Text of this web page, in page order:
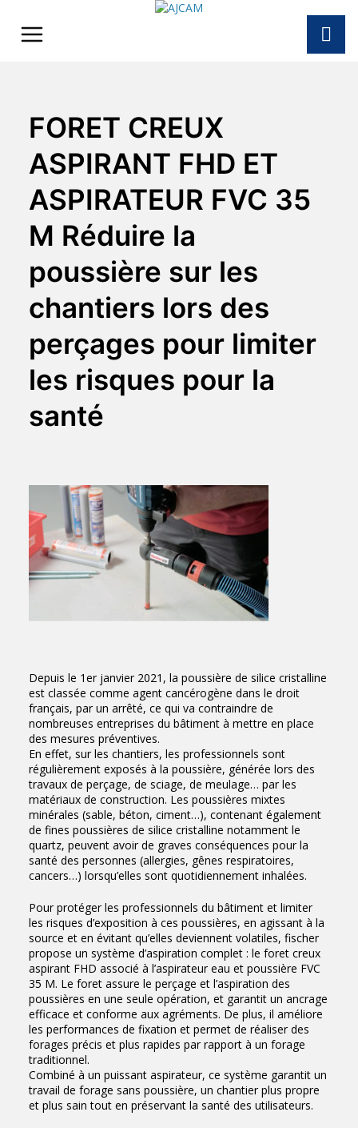
content
FORET CREUX
ASPIRANT FHD ET
ASPIRATEUR FVC 35
M Réduire la
poussière sur les
chantiers lors des
perçages pour limiter
les risques pour la
santé
Depuis le 1er janvier 2021, la poussière de silice cristalline
est classée comme agent cancérogène dans le droit
français, par un arrêté, ce qui va contraindre de
nombreuses entreprises du bâtiment à mettre en place
des mesures préventives.
En effet, sur les chantiers, les professionnels sont
régulièrement exposés à la poussière, générée lors des
travaux de perçage, de sciage, de meulage… par les
matériaux de construction. Les poussières mixtes
minérales (sable, béton, ciment…), contenant également
de fines poussières de silice cristalline notamment le
quartz, peuvent avoir de graves conséquences pour la
santé des personnes (allergies, gênes respiratoires,
cancers…) lorsqu’elles sont quotidiennement inhalées.
Pour protéger les professionnels du bâtiment et limiter
les risques d’exposition à ces poussières, en agissant à la
source et en évitant qu’elles deviennent volatiles, fischer
propose un système d’aspiration complet : le foret creux
aspirant FHD associé à l’aspirateur eau et poussière FVC
35 M. Le foret assure le perçage et l’aspiration des
poussières en une seule opération, et garantit un ancrage
efficace et conforme aux agréments. De plus, il améliore
les performances de fixation et permet de réaliser des
forages précis et plus rapides par rapport à un forage
traditionnel.
Combiné à un puissant aspirateur, ce système garantit un
travail de forage sans poussière, un chantier plus propre
et plus sain tout en préservant la santé des utilisateurs.